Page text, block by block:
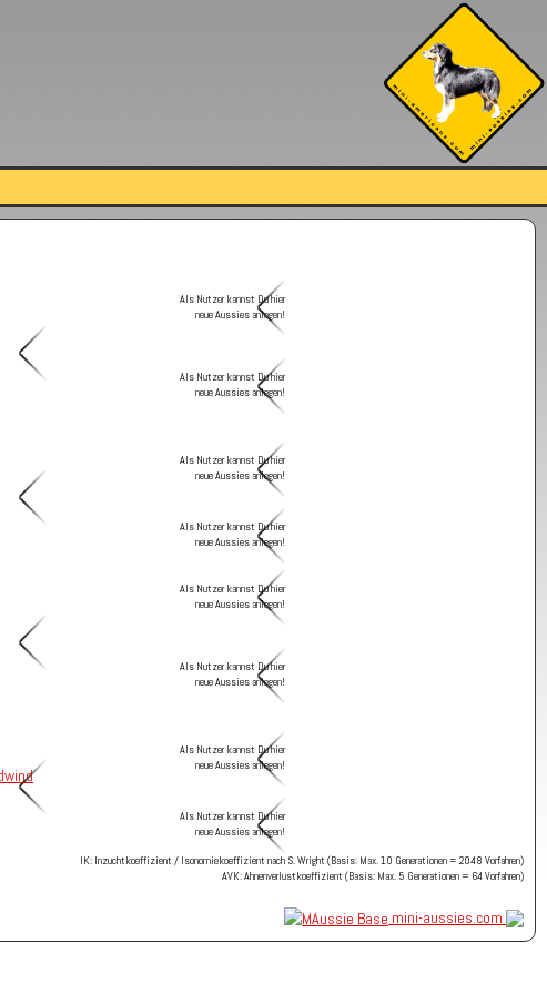
Als Nutzer kannst Du hier
neue Aussies anlegen!
Als Nutzer kannst Du hier
neue Aussies anlegen!
Als Nutzer kannst Du hier
neue Aussies anlegen!
Als Nutzer kannst Du hier
neue Aussies anlegen!
Als Nutzer kannst Du hier
neue Aussies anlegen!
Als Nutzer kannst Du hier
neue Aussies anlegen!
Als Nutzer kannst Du hier
neue Aussies anlegen!
Als Nutzer kannst Du hier
neue Aussies anlegen!
IK: Inzuchtkoeffizient / Isonomiekoeffizient nach S. Wright (Basis: Max. 10 Generationen = 2048 Vorfahren)
AVK: Ahnenverlustkoeffizient (Basis: Max. 5 Generationen = 64 Vorfahren)
mini-aussies.com